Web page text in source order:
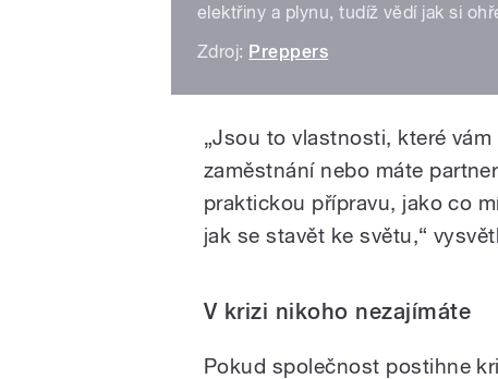
elektřiny a plynu, tudíž vědí jak si
Zdroj: Preppers
„Jsou to vlastnosti, které
zaměstnání nebo máte
praktickou přípravu, jako co
jak se stavět ke světu,“
V krizi nikoho nezajímáte
Pokud společnost postihne